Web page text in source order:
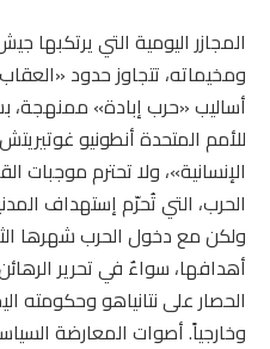
المجازر اليومية التي يرتكبها
ومخيماته، تتجاوز حدود
أساليب «حرب إبادة» ممنهجة،
للأمم المتحدة أنطونيو
الإنسانية»، ولا تحترم موجبات
الحرب، التي تُحرّم إستهداف
ولكن مع دخول الحرب شهرها
أهدافها، سواءٌ في تحرير
الحصار على نتانياهو وحكومته
وخارجياً. أصوات المعارضة